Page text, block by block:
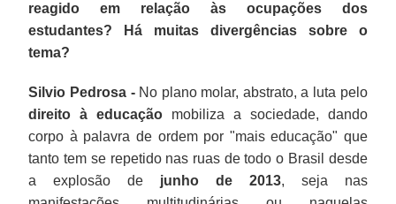
reagido em relação às ocupações dos
estudantes? Há muitas divergências sobre o
tema?
Silvio Pedrosa -No plano molar, abstrato, a luta pelo
direito à educação mobiliza a sociedade, dando
corpo à palavra de ordem por "mais educação" que
tanto tem se repetido nas ruas de todo o Brasil desde
a explosão de junho de 2013, seja nas